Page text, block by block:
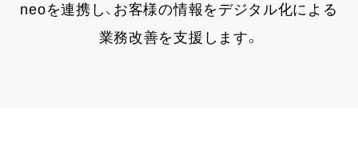
AI-UEOフォーラム 会員限定
neoを連携し、 お客様の情報をデジタル化による
業務改善を支援します。